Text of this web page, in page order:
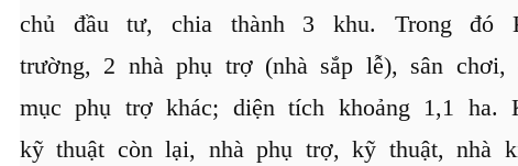
chủ đầu tư, chia thành 3 khu. Trong đó
trường, 2 nhà phụ trợ (nhà sắp lễ), sân
mục phụ trợ khác; diện tích khoảng 1,1 ha.
kỹ thuật còn lại, nhà phụ trợ, kỹ thuật, nhà